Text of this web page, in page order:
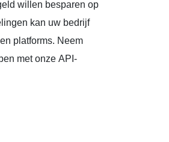
willen besparen op
kan uw bedrijf
platforms. Neem
met onze API-